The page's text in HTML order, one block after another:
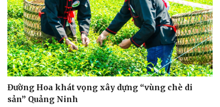
Đường Hoa khát vọng xây dựng “vùng chè di
sản” Quảng Ninh